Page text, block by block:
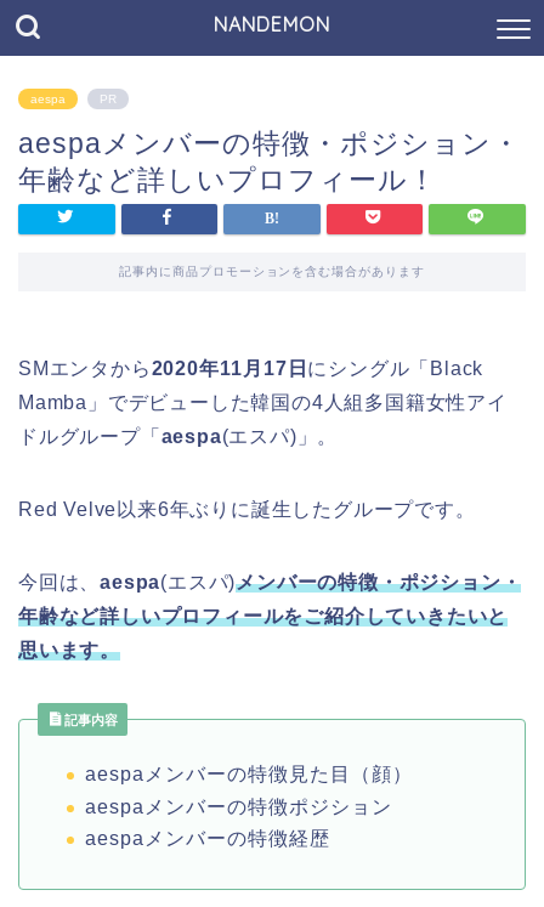
NANDEMON
aespa PR
aespaメンバーの特徴・ポジション・
年齢など詳しいプロフィール！
記事内に商品プロモーションを含む場合があります
SMエンタから2020年11月17日 にシングル「Black
Mamba」でデビューした韓国の4人組多国籍女性アイ
ドルグループ「 aespa(エスパ)」。
Red Velve以来6年ぶりに誕生したグループです。
今回は、aespa(エスパ)メンバーの特徴・ポジション・
年齢など詳しいプロフィールをご紹介していきたいと
思います。
記事内容
aespaメンバーの特徴見た目（顔）
aespaメンバーの特徴ポジション
aespaメンバーの特徴経歴